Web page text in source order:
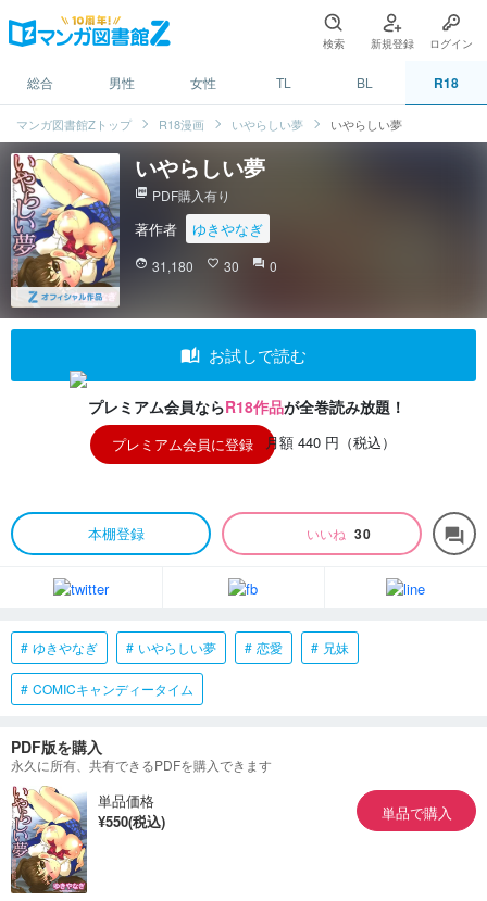
検索 新規登録 ログイン
総合 男性 女性 TL BL R18
マンガ図書館Zトップ R18漫画 いやらしい夢 いやらしい夢
いやらしい夢
picture_as_pdf PDF購入有り
著作者 ゆきやなぎ
face 31,180 favorite_border 30 question_answer 0
auto_stories お試しで読む
プレミアム会員ならR18作品が全巻読み放題！
プレミアム会員に登録 月額 440 円（税込）
本棚登録 いいね 30 forum
ゆきやなぎ いやらしい夢 恋愛 兄妹
COMICキャンディータイム
PDF版を購入
永久に所有、共有できるPDFを購入できます
単品価格
¥550(税込)
単品で購入